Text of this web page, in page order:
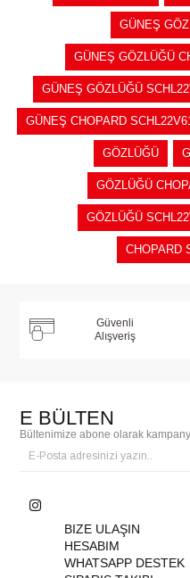
GÜNEŞ
GÜNEŞ GÖZLÜĞÜ
GÜNEŞ GÖZLÜĞÜ
GÜNEŞ CHOPARD
GÖZLÜĞÜ
GÖZLÜĞÜ
GÖZLÜĞÜ
CHOPARD
Güvenli
Alışveriş
E BÜLTEN
Bültenimize abone olarak
BIZE ULAŞIN
HESABIM
WHATSAPP DESTEK